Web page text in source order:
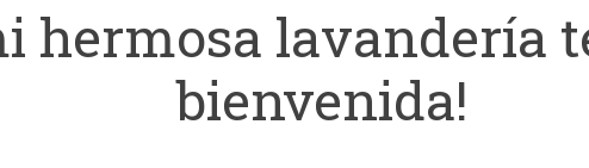
hermosa lavandería
bienvenida!